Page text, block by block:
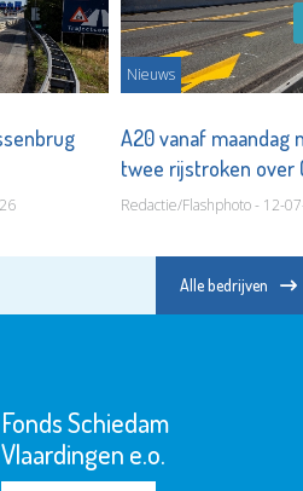
Nieuws
A20 vanaf maandag
twee rijstroken over
Redactie/Flashphoto - 12-
Alle bedrijven
Fonds Schiedam
Vlaardingen e.o.